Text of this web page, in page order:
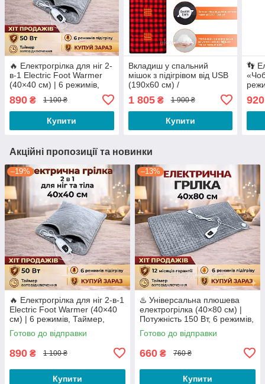
🔥 Електрогрілка для ніг 2-
в-1 Electric Foot Warmer
(40×40 см) | 6 режимів,
890 ₴ 1 100 ₴
Купити
Вкладиш у спальний
мішок з підігрівом від USB
(190х60 см) /
туристичний, 3 режими
тепла до 60°С
1 805₴ 1 900 ₴
Купити
👣
920
Акційні пропозиції та новинки
–19%
🔥 Електрогрілка для ніг 2-в-1
Electric Foot Warmer (40×40
см) | 6 режимів, Таймер,
Прання
Готово до відправки
890 ₴ 1 100 ₴
Купити
–13%
♨️ Універсальна плюшева
електрогрілка (40×80 см) |
Потужність 150 Вт, 6 режимів,
Таймер
Готово до відправки
660 ₴ 760 ₴
Купити